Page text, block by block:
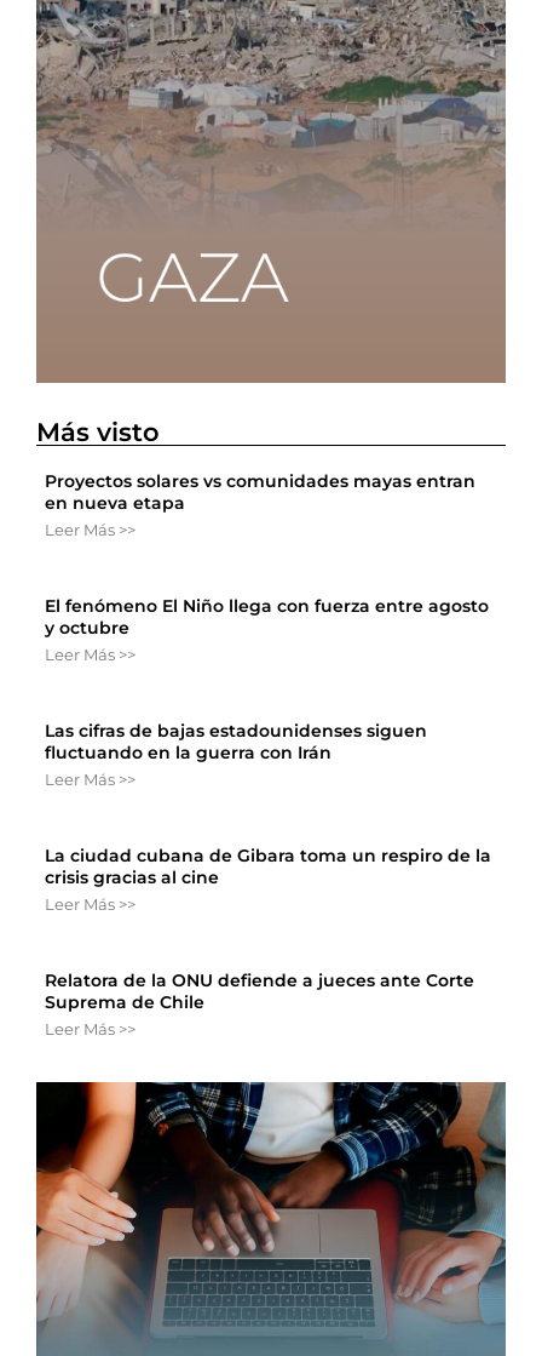
Más visto
Proyectos solares vs comunidades mayas entran
en nueva etapa
Leer Más >>
El fenómeno El Niño llega con fuerza entre agosto
y octubre
Leer Más >>
Las cifras de bajas estadounidenses siguen
fluctuando en la guerra con Irán
Leer Más >>
La ciudad cubana de Gibara toma un respiro de la
crisis gracias al cine
Leer Más >>
Relatora de la ONU defiende a jueces ante Corte
Suprema de Chile
Leer Más >>